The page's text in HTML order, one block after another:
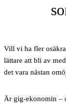
Vill vi ha fler
lättare att bli av
det vara nästan
Är gig-ekonomin –